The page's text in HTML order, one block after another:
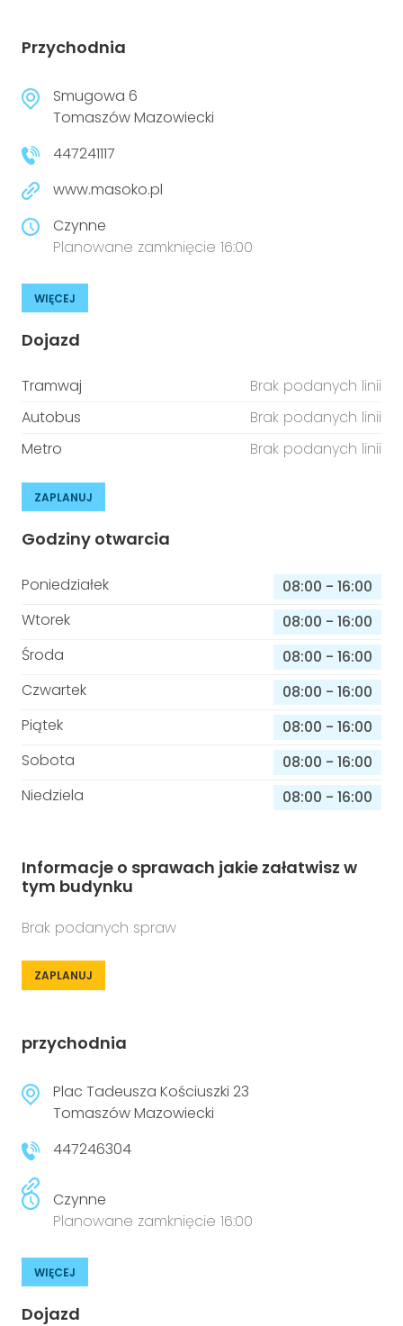
Przychodnia
Smugowa 6
Tomaszów Mazowiecki
447241117
www.masoko.pl
Czynne
Planowane zamknięcie 16:00
WIĘCEJ
Dojazd
Tramwaj
Brak podanych linii
Autobus
Brak podanych linii
Metro
Brak podanych linii
ZAPLANUJ
Godziny otwarcia
Poniedziałek 08:00 - 16:00
Wtorek
08:00 - 16:00
Środa
08:00 - 16:00
Czwartek
08:00 - 16:00
Piątek
08:00 - 16:00
Sobota
08:00 - 16:00
Niedziela
08:00 - 16:00
Informacje o sprawach jakie załatwisz w
tym budynku
Brak podanych spraw
ZAPLANUJ
przychodnia
Plac Tadeusza Kościuszki 23
Tomaszów Mazowiecki
447246304
Czynne
Planowane zamknięcie 16:00
WIĘCEJ
Dojazd